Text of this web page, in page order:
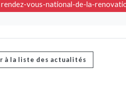
rendez-vous-national-de-la-
à la liste des actualités